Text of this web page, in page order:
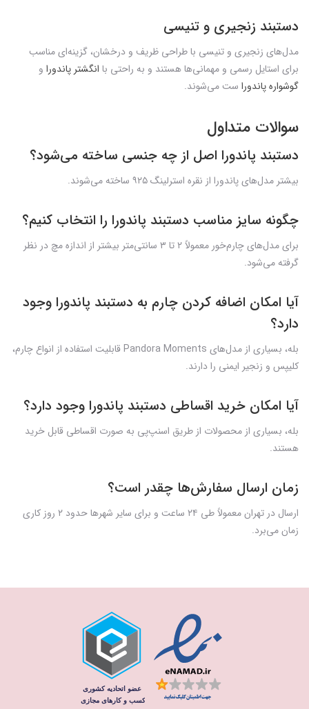
دستبند زنجیری و تنیسی
مدل‌های زنجیری و تنیسی با طراحی ظریف و درخشان، گزینه‌ای مناسب
برای استایل رسمی و مهمانی‌ها هستند و به راحتی با انگشتر پاندورا و
گوشواره پاندورا ست می‌شوند.
سوالات متداول
دستبند پاندورا اصل از چه جنسی ساخته می‌شود؟
بیشتر مدل‌های پاندورا از نقره استرلینگ ۹۲۵ ساخته می‌شوند.
چگونه سایز مناسب دستبند پاندورا را انتخاب کنیم؟
برای مدل‌های چارم‌خور معمولاً ۲ تا ۳ سانتی‌متر بیشتر از اندازه مچ در نظر
گرفته می‌شود.
آیا امکان اضافه کردن چارم به دستبند پاندورا وجود
دارد؟
بله، بسیاری از مدل‌های Pandora Moments قابلیت استفاده از انواع چارم،
کلیپس و زنجیر ایمنی را دارند.
آیا امکان خرید اقساطی دستبند پاندورا وجود دارد؟
بله، بسیاری از محصولات از طریق اسنپ‌پی به صورت اقساطی قابل خرید
هستند.
زمان ارسال سفارش‌ها چقدر است؟
ارسال در تهران معمولاً طی ۲۴ ساعت و برای سایر شهرها حدود ۲ روز کاری
زمان می‌برد.